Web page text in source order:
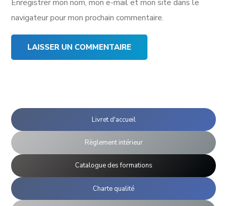
Enregistrer mon nom, mon e-mail et mon site dans le
navigateur pour mon prochain commentaire.
Livret d'accueil
Règlement intérieur
Catalogue des formations
Charte qualité